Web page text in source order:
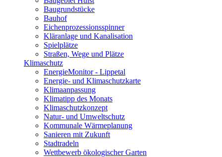
Baugrundstücke
Bauhof
Eichenprozessionsspinner
Kläranlage und Kanalisation
Spielplätze
Straßen, Wege und Plätze
Klimaschutz
EnergieMonitor - Lippetal
Energie- und Klimaschutzkarte
Klimaanpassung
Klimatipp des Monats
Klimaschutzkonzept
Natur- und Umweltschutz
Kommunale Wärmeplanung
Sanieren mit Zukunft
Stadtradeln
Wettbewerb ökologischer Garten